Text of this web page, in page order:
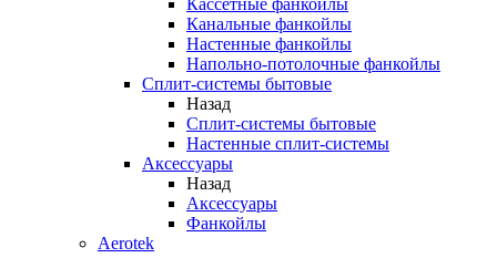
Кассетные фанкойлы
Канальные фанкойлы
Настенные фанкойлы
Напольно-потолочные фанкойлы
Сплит-системы бытовые
Назад
Сплит-системы бытовые
Настенные сплит-системы
Аксессуары
Назад
Аксессуары
Фанкойлы
Aerotek